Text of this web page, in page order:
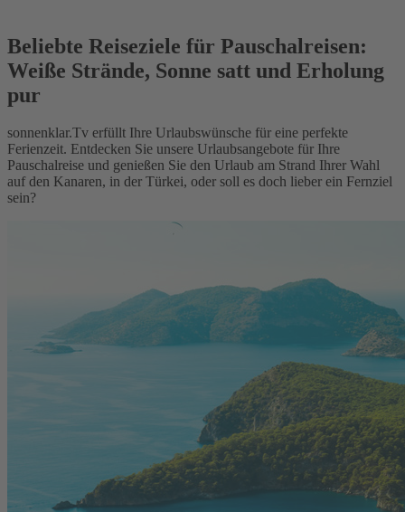
Beliebte Reiseziele für Pauschalreisen:
Weiße Strände, Sonne satt und Erholung
pur
sonnenklar.Tv erfüllt Ihre Urlaubswünsche für eine perfekte
Ferienzeit. Entdecken Sie unsere Urlaubsangebote für Ihre
Pauschalreise und genießen Sie den Urlaub am Strand Ihrer Wahl
auf den Kanaren, in der Türkei, oder soll es doch lieber ein Fernziel
sein?